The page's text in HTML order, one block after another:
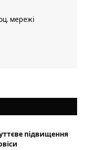
мережі
підвищення